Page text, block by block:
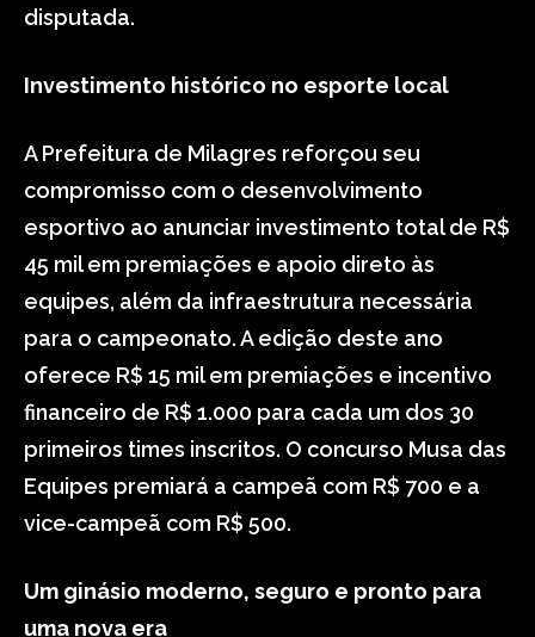
disputada.
Investimento histórico no esporte local
A Prefeitura de Milagres reforçou seu
compromisso com o desenvolvimento
esportivo ao anunciar investimento total de R$
45 mil em premiações e apoio direto às
equipes, além da infraestrutura necessária
para o campeonato. A edição deste ano
oferece R$ 15 mil em premiações e incentivo
financeiro de R$ 1.000 para cada um dos 30
primeiros times inscritos. O concurso Musa das
Equipes premiará a campeã com R$ 700 e a
vice-campeã com R$ 500.
Um ginásio moderno, seguro e pronto para
uma nova era